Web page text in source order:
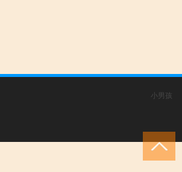
小男孩